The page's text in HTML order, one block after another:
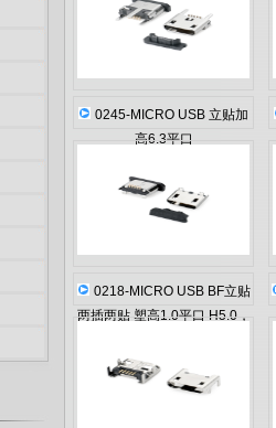
0245-MICRO USB 立贴加
高6.3平口
0218-MICRO USB BF立贴
两插两贴 塑高1.0平口 H5.0，